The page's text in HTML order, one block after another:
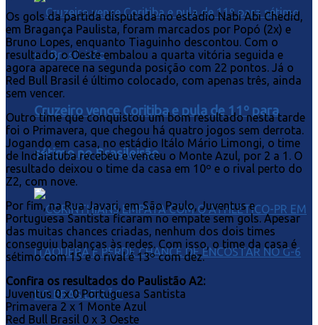
Cruzeiro vence Coritiba e pula de 11º para
sétimo no Brasileirão
Os gols da partida disputada no estádio Nabi Abi Chedid,
em Bragança Paulista, foram marcados por Popó (2x) e
Bruno Lopes, enquanto Tiaguinho descontou. Com o
resultado, o Oeste embalou a quarta vitória seguida e
agora aparece na segunda posição com 22 pontos. Já o
Red Bull Brasil é último colocado, com apenas três, ainda
sem vencer.
Outro time que conquistou um bom resultado nesta tarde
foi o Primavera, que chegou há quatro jogos sem derrota.
Jogando em casa, no estádio Itálo Mário Limongi, o time
de Indaiatuba recebeu e venceu o Monte Azul, por 2 a 1. O
resultado deixou o time da casa em 10º e o rival perto do
Z2, com nove.
Por fim, na Rua Javari, em São Paulo, Juventus e
Portuguesa Santista ficaram no empate sem gols. Apesar
das muitas chances criadas, nenhum dos dois times
conseguiu balanças às redes. Com isso, o time da casa é
sétimo com 15 e o rival é 13º com dez.
Confira os resultados do Paulistão A2:
Juventus 0 x 0 Portuguesa Santista
Primavera 2 x 1 Monte Azul
Red Bull Brasil 0 x 3 Oeste